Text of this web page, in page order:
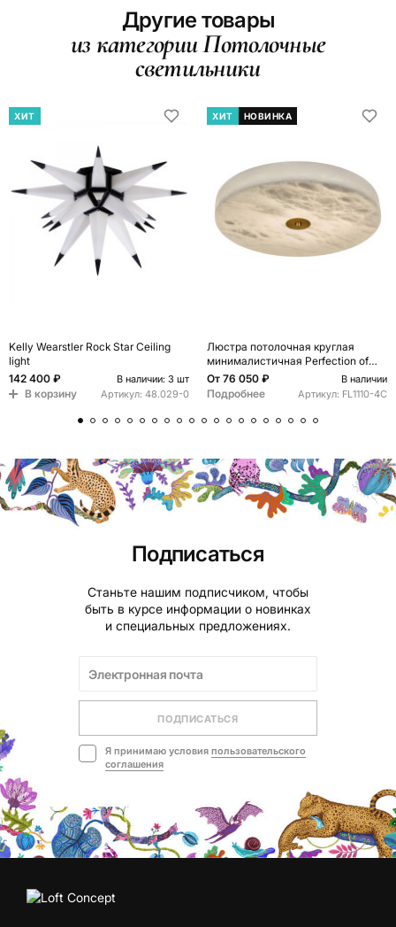
Другие товары
из категории Потолочные
светильники
ХИТ
Kelly Wearstler Rock Star Ceiling
light
142 400 ₽
В наличии: 3 шт
В корзину Артикул: 48.029-0
ХИТ НОВИНКА
Люстра потолочная круглая
минималистичная Perfection of
Geometry
От 76 050 ₽ В наличии
Подробнее Артикул: FL1110-4C
Подписаться
Станьте нашим подписчиком, чтобы
быть в курсе информации о новинках
и специальных предложениях.
ПОДПИСАТЬСЯ
Я принимаю условия пользовательского
соглашения